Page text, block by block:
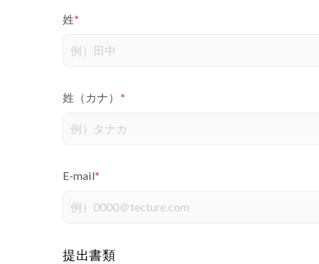
姓*
姓（カナ） *
E-mail*
提出書類